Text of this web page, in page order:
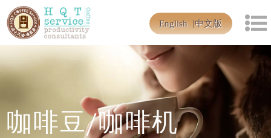
English 中文版
咖啡豆/咖啡机